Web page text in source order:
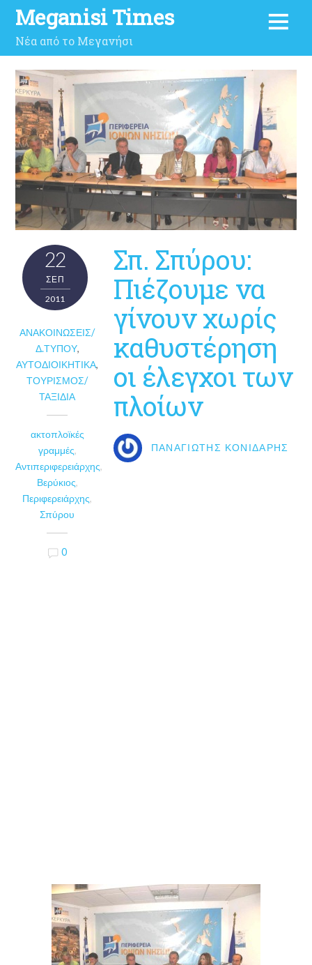
Meganisi Times
Νέα από το Μεγανήσι
22
ΣΕΠ
2011
ΑΝΑΚΟΙΝΏΣΕΙΣ/
Δ.ΤΎΠΟΥ,
ΑΥΤΟΔΙΟΙΚΗΤΙΚΆ,
ΤΟΥΡΙΣΜΌΣ/
ΤΑΞΊΔΙΑ
ακτοπλοϊκές
γραμμές,
Αντιπεριφερειάρχης,
Βερύκιος,
Περιφερειάρχης,
Σπύρου
0
Σπ. Σπύρου:
Πιέζουμε να
γίνουν χωρίς
καθυστέρηση
οι έλεγχοι των
πλοίων
ΠΑΝΑΓΙΏΤΗΣ ΚΟΝΙΔΆΡΗΣ